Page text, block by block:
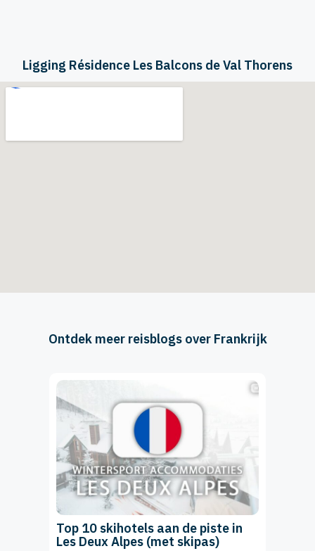
Ligging Résidence Les Balcons de Val Thorens
Ontdek meer reisblogs over Frankrijk
Top 10 skihotels aan de piste in
Les Deux Alpes (met skipas)